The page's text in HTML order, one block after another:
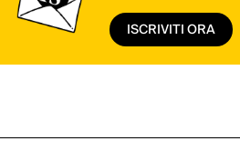
ISCRIVITI ORA